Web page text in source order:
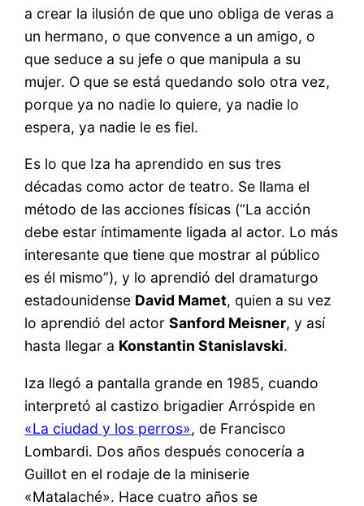
a crear la ilusión de que uno obliga de veras a
un hermano, o que convence a un amigo, o
que seduce a su jefe o que manipula a su
mujer. O que se está quedando solo otra vez,
porque ya no nadie lo quiere, ya nadie lo
espera, ya nadie le es fiel.
Es lo que Iza ha aprendido en sus tres
décadas como actor de teatro. Se llama el
método de las acciones físicas (“La acción
debe estar íntimamente ligada al actor. Lo más
interesante que tiene que mostrar al público
es él mismo”), y lo aprendió del dramaturgo
estadounidense David Mamet, quien a su vez
lo aprendió del actorSanford Meisner, y así
hasta llegar a Konstantin Stanislavski.
Iza llegó a pantalla grande en 1985, cuando
interpretó al castizo brigadier Arróspide en
«La ciudad y los perros», de Francisco
Lombardi. Dos años después conocería a
Guillot en el rodaje de la miniserie
«Matalaché». Hace cuatro años se